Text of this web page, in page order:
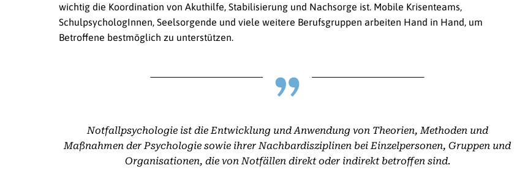
wichtig die Koordination von Akuthilfe, Stabilisierung und Nachsorge ist. Mobile Krisenteams,
SchulpsychologInnen, Seelsorgende und viele weitere Berufsgruppen arbeiten Hand in Hand, um
Betroffene bestmöglich zu unterstützen.
Notfallpsychologie ist die Entwicklung und Anwendung von Theorien, Methoden und
Maßnahmen der Psychologie sowie ihrer Nachbardisziplinen bei Einzelpersonen, Gruppen und
Organisationen, die von Notfällen direkt oder indirekt betroffen sind.